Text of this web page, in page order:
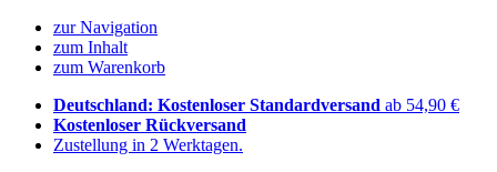
zur Navigation
zum Inhalt
zum Warenkorb
Deutschland: Kostenloser Standardversand ab 54,90 €
Kostenloser Rückversand
Zustellung in 2 Werktagen.